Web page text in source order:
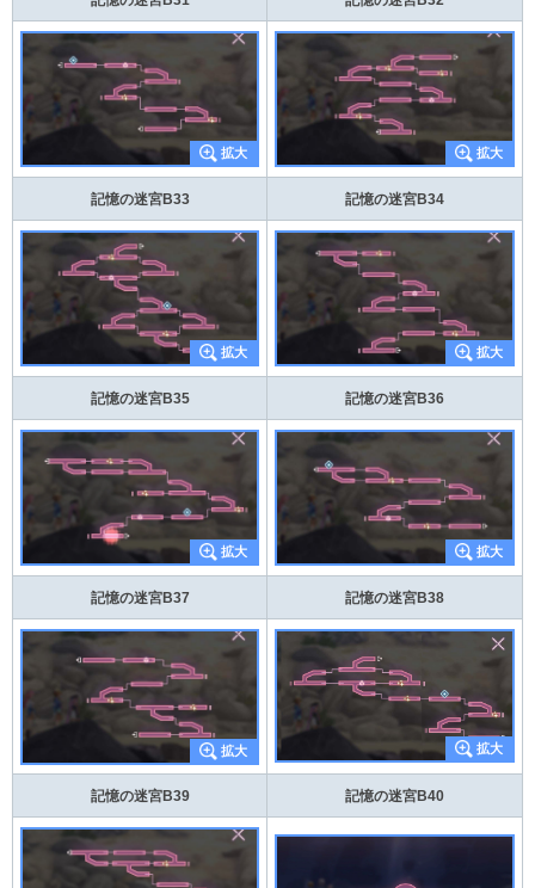
記憶の迷宮B33 記憶の迷宮B34
記憶の迷宮B35 記憶の迷宮B36
記憶の迷宮B37 記憶の迷宮B38
記憶の迷宮B39 記憶の迷宮B40